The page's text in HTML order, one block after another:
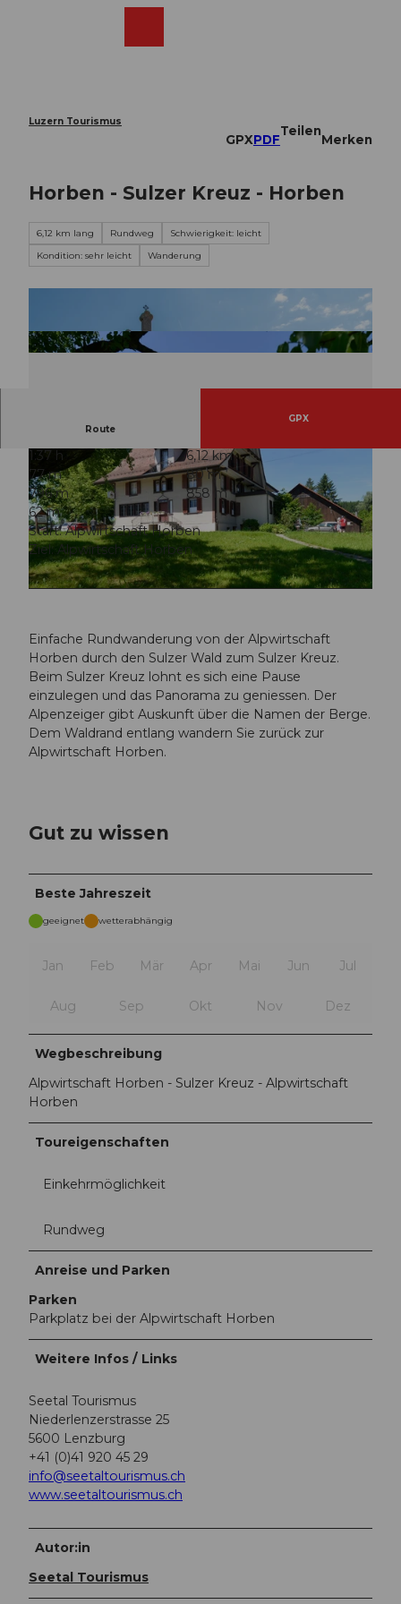
Luzern Tourismus
GPXPDF
Teilen
Merken
Horben - Sulzer Kreuz - Horben
6,12 km lang Rundweg
Schwierigkeit: leicht
Kondition: sehr leicht
Wanderung
© Seetal Tourismus, Seetal Tourismus
Route
GPX
1:37 h
6,12 km
77 m
80 m
796 m
858 m
62 m
Start: Alpwirtschaft Horben
Ziel: Alpwirtschaft Horben
Einfache Rundwanderung von der Alpwirtschaft
Horben durch den Sulzer Wald zum Sulzer Kreuz.
Beim Sulzer Kreuz lohnt es sich eine Pause
einzulegen und das Panorama zu geniessen. Der
Alpenzeiger gibt Auskunft über die Namen der Berge.
Dem Waldrand entlang wandern Sie zurück zur
Alpwirtschaft Horben.
Gut zu wissen
Beste Jahreszeit
geeignet wetterabhängig
Jan Feb Mär Apr Mai Jun Jul
Aug Sep Okt Nov Dez
Wegbeschreibung
Alpwirtschaft Horben - Sulzer Kreuz - Alpwirtschaft
Horben
Toureigenschaften
Einkehrmöglichkeit
Rundweg
Anreise und Parken
Parken
Parkplatz bei der Alpwirtschaft Horben
Weitere Infos / Links
Seetal Tourismus
Niederlenzerstrasse 25
5600 Lenzburg
+41 (0)41 920 45 29
info@seetaltourismus.ch
www.seetaltourismus.ch
Autor:in
Seetal Tourismus